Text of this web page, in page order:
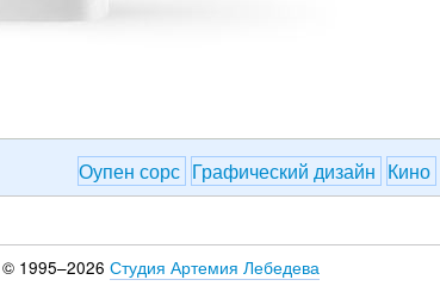
Оупен сорс Графический дизайн Кино
© 1995–2026 Студия Артемия Лебедева